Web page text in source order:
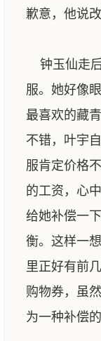
歉意，他说
钟玉仙走
服。她好像
最喜欢的藏
不错，叶宇
服肯定价格
的工资，心
给她补偿一
衡。这样一
里正好有前
购物券，虽
为一种补偿的